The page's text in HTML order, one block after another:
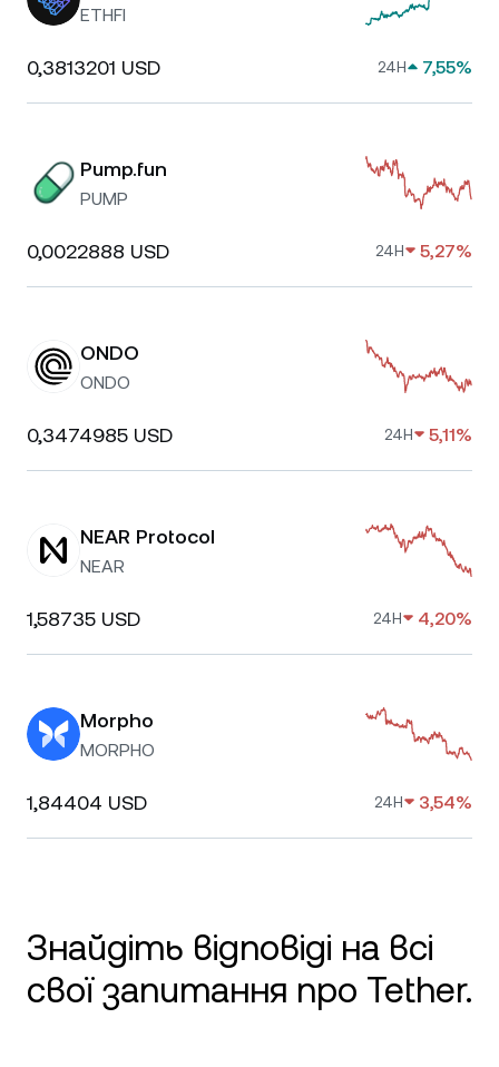
ETHFI
0,3813201 USD 24H 7,55%
Pump.fun
PUMP
0,0022888 USD 24H 5,27%
ONDO
ONDO
0,3474985 USD 24H 5,11%
NEAR Protocol
NEAR
1,58735 USD 24H 4,20%
Morpho
MORPHO
1,84404 USD 24H 3,54%
Знайдіть відповіді на всі
свої запитання про Tether.